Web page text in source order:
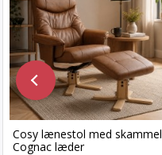
Cosy lænestol med skammel
Cognac læder